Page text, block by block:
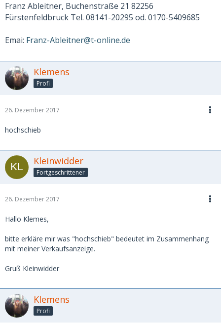
Franz Ableitner, Buchenstraße 21 82256
Fürstenfeldbruck Tel. 08141-20295 od. 0170-5409685
Emai: Franz-Ableitner@t-online.de
Klemens
Profi
26. Dezember 2017
hochschieb
Kleinwidder
Fortgeschrittener
26. Dezember 2017
Hallo Klemes,
bitte erkläre mir was "hochschieb" bedeutet im Zusammenhang
mit meiner Verkaufsanzeige.
Gruß Kleinwidder
Klemens
Profi